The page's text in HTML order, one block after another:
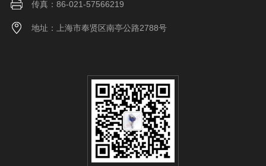
传真：86-021-57566219
地址：上海市奉贤区南亭公路2788号